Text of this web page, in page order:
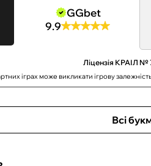
GGbet
9.9
Ліцензія КРАІЛ №
іграх може викликати ігрову
Всі